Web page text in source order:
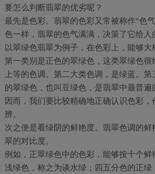
要怎么判断翡翠的优劣呢？
最先是色彩。翡翠的色彩又常被称作“色
色一样，翡翠的色气满满，决策了它给人
以翠绿色翡翠为例子，在色彩上，能够大
第一类别是正色的翠绿色，这类翠绿色很
上等的色调。第二大类色调，是绿蓝。
的翠绿色，也叫豆绿色，是翡翠中最普遍
因而，我们要比较精确地正确认识色彩，
辨。
次之便是看绿阴的鲜艳度。翡翠色调的鲜
翠的对比度。
例如，正翠绿色中的色彩，能够按十个鲜
浅绿色，称之为谈水绿；四五分色的正绿